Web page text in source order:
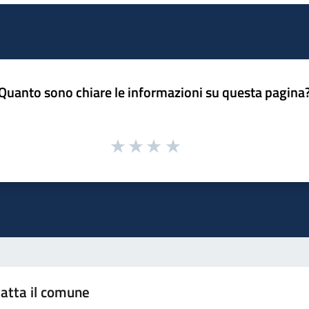
sono chiare le informazioni su questa
il comune